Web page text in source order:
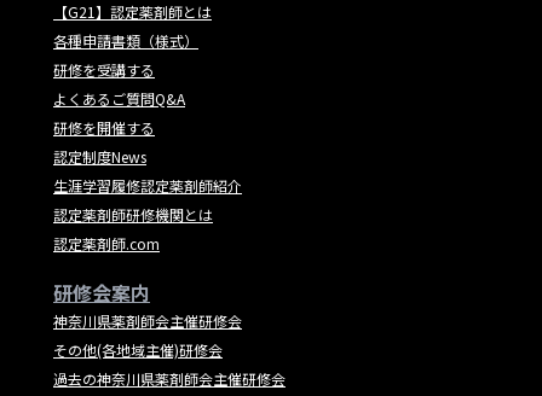
【G21】認定薬剤師とは
各種申請書類（様式）
研修を受講する
よくあるご質問Q&A
研修を開催する
認定制度News
生涯学習履修認定薬剤師紹介
認定薬剤師研修機関とは
認定薬剤師.com
研修会案内
神奈川県薬剤師会主催研修会
その他(各地域主催)研修会
過去の神奈川県薬剤師会主催研修会